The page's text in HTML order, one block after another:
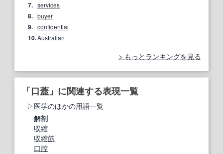
7. services
8. buyer
9. confidential
10.Australian
もっとランキングを見る
「口蓋」に関連する表現一覧
医学のほかの用語一覧
解剖
収縮
収縮筋
口腔